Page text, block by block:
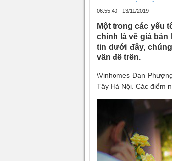
06:55:40 - 13/11/2019
Một trong các yếu
chính là về giá bán
tin dưới đây,
vấn đề trên.
\Vinhomes Đan
Tây Hà Nội. Các điểm